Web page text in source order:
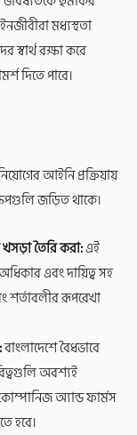
মধ্যস্থতা
স্বার্থ রক্ষা করে
দিতে পারে।
আইনি প্রক্রিয়ায়
জড়িত থাকে।
খসড়া তৈরি করা:এই
এবং দায়িত্ব সহ
শর্তাবলীর রূপরেখা
বাংলাদেশে বৈধভাবে
অবশ্যই
অ্যান্ড ফার্মস
হবে।